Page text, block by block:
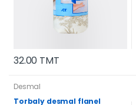
32.00 TMT
Desmal
Torbaly desmal flanel